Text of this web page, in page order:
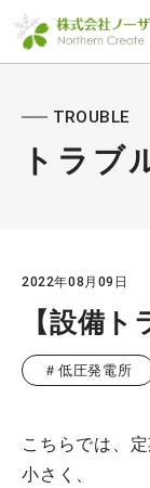
TROUBLE
トラブ
2022年08月09日
【設備
＃低圧発電所
こちらでは、
小さく、